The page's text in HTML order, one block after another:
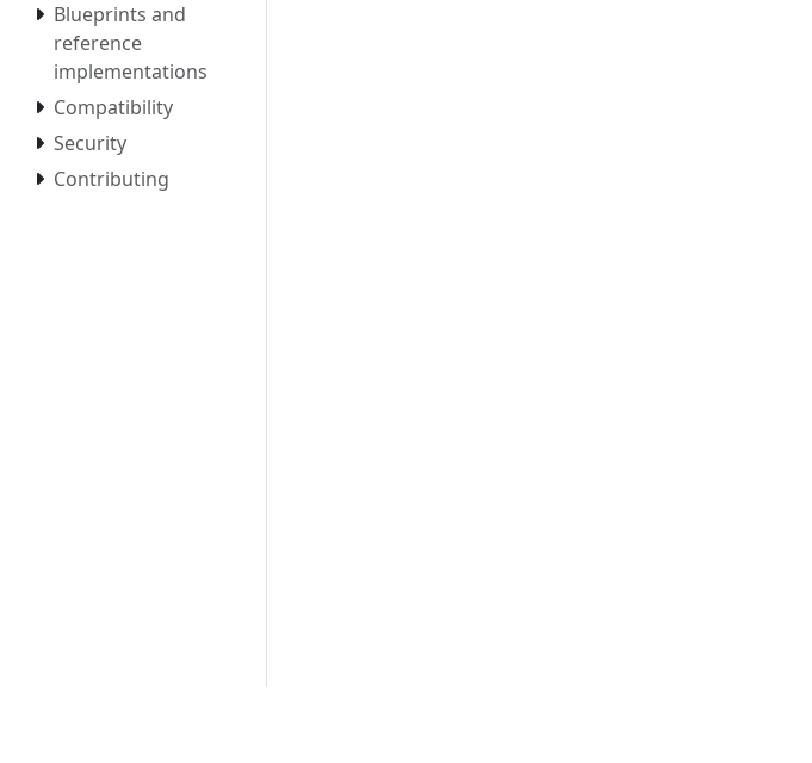
Blueprints and
reference
implementations
Compatibility
Security
Contributing